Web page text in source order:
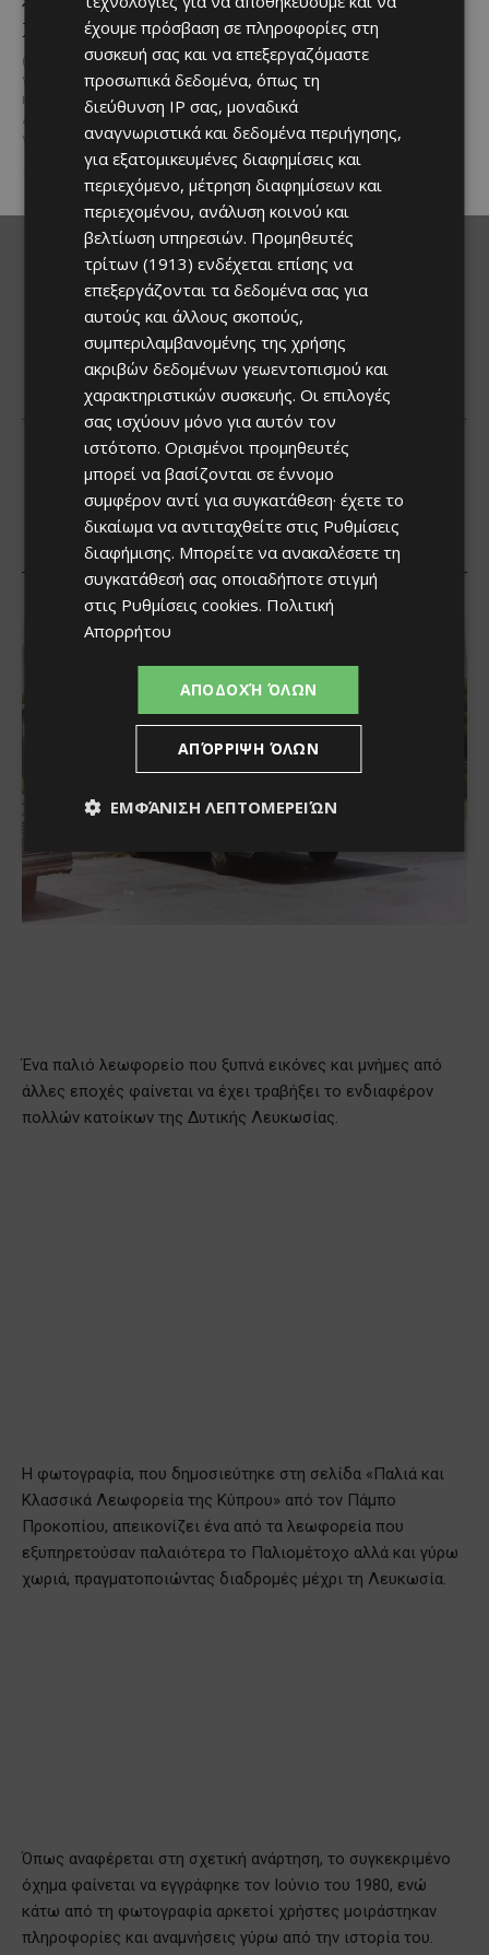
τη γιορτή του
Χρυσοσώτηρος
@menoumekypro Μια βραδιά
γεμάτη παράδοση, μουσική, χορό
και αυθεντικές γεύσεις στον
Δελίκηπο!
Το κρητικό
γλέντι,...
Αν αγαπάς τις βόλτες στη φύση
και δεν αποχωρίζεσαι ποτέ τον
τετράποδο φίλο σου, τότε αυτή
η εμπειρία...
έχουμε πρόσβαση σε πληροφορίες στη
συσκευή σας και να επεξεργαζόμαστε
προσωπικά δεδομένα, όπως τη
διεύθυνση IP σας, μοναδικά
αναγνωριστικά και δεδομένα περιήγησης,
για εξατομικευμένες διαφημίσεις και
περιεχόμενο, μέτρηση διαφημίσεων και
περιεχομένου, ανάλυση κοινού και
βελτίωση υπηρεσιών. Προμηθευτές
τρίτων (1913) ενδέχεται επίσης να
επεξεργάζονται τα δεδομένα σας για
αυτούς και άλλους σκοπούς,
συμπεριλαμβανομένης της χρήσης
ακριβών δεδομένων γεωεντοπισμού και
χαρακτηριστικών συσκευής. Οι επιλογές
σας ισχύουν μόνο για αυτόν τον
ιστότοπο. Ορισμένοι προμηθευτές
μπορεί να βασίζονται σε έννομο
συμφέρον αντί για συγκατάθεση· έχετε το
δικαίωμα να αντιταχθείτε στις Ρυθμίσεις
διαφήμισης. Μπορείτε να ανακαλέσετε τη
συγκατάθεσή σας οποιαδήποτε στιγμή
στις Ρυθμίσεις cookies. Πολιτική
Απορρήτου
ΑΠΟΔΟΧΉ ΌΛΩΝ
ΑΠΌΡΡΙΨΗ ΌΛΩΝ
ΕΜΦΆΝΙΣΗ ΛΕΠΤΟΜΕΡΕΙΏΝ